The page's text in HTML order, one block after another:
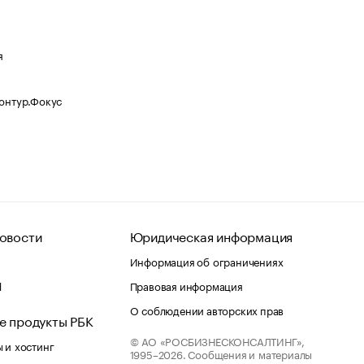
продукты РБК
хостинг
Юридическая информация
Информация об ограничениях
Правовая информация
О соблюдении авторских прав
© АО «РОСБИЗНЕСКОНСАЛТИНГ»,
1995–2026. Сообщения и материалы